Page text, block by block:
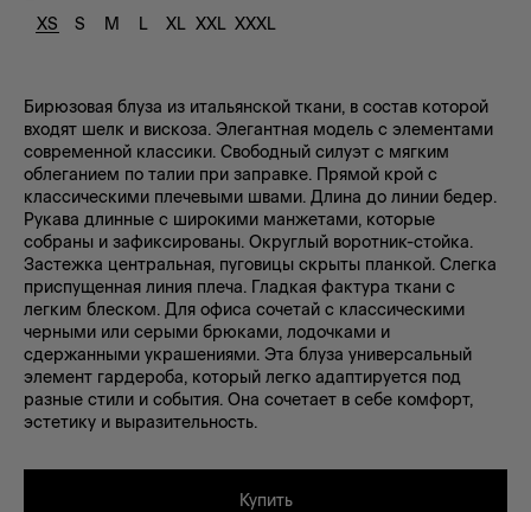
XS
S M L XL XXL XXXL
Бирюзовая блуза из итальянской ткани, в состав которой
входят шелк и вискоза. Элегантная модель с элементами
современной классики. Свободный силуэт с мягким
облеганием по талии при заправке. Прямой крой с
классическими плечевыми швами. Длина до линии бедер.
Рукава длинные с широкими манжетами, которые
собраны и зафиксированы. Округлый воротник-стойка.
Застежка центральная, пуговицы скрыты планкой. Слегка
приспущенная линия плеча. Гладкая фактура ткани с
легким блеском. Для офиса сочетай с классическими
черными или серыми брюками, лодочками и
сдержанными украшениями. Эта блуза универсальный
элемент гардероба, который легко адаптируется под
разные стили и события. Она сочетает в себе комфорт,
эстетику и выразительность.
Купить